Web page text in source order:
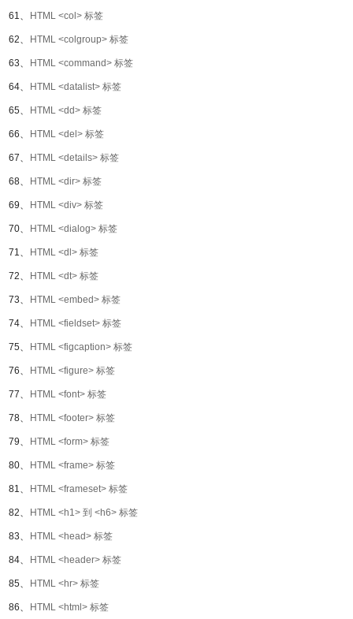
61、 HTML <col> 标签
62、 HTML <colgroup> 标签
63、 HTML <command> 标签
64、 HTML <datalist> 标签
65、 HTML <dd> 标签
66、 HTML <del> 标签
67、 HTML <details> 标签
68、 HTML <dir> 标签
69、 HTML <div> 标签
70、 HTML <dialog> 标签
71、 HTML <dl> 标签
72、 HTML <dt> 标签
73、 HTML <embed> 标签
74、 HTML <fieldset> 标签
75、 HTML <figcaption> 标签
76、 HTML <figure> 标签
77、 HTML <font> 标签
78、 HTML <footer> 标签
79、 HTML <form> 标签
80、 HTML <frame> 标签
81、 HTML <frameset> 标签
82、 HTML <h1> 到 <h6> 标签
83、 HTML <head> 标签
84、 HTML <header> 标签
85、 HTML <hr> 标签
86、 HTML <html> 标签